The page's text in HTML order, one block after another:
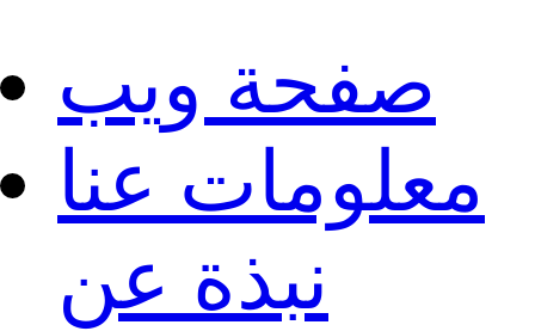
صفحة ويب
معلومات عنا
نبذة عن